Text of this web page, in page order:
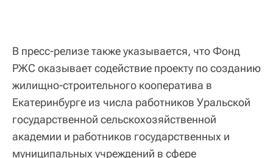
В пресс-релизе также указывается, что Фонд
РЖС оказывает содействие проекту по созданию
жилищно-строительного кооператива в
Екатеринбурге из числа работников Уральской
государственной сельскохозяйственной
академии и работников государственных и
муниципальных учреждений в сфере